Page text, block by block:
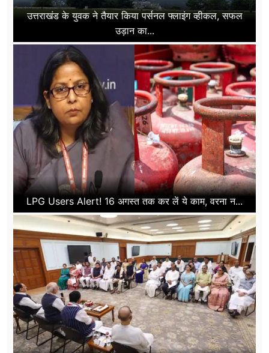
उत्तराखंड के युवक ने तैयार किया पर्सनल फ्लाइंग व्हीकल, सफल
उड़ान का...
LPG Users Alert! 16 अगस्त तक कर लें ये काम, वरना न...